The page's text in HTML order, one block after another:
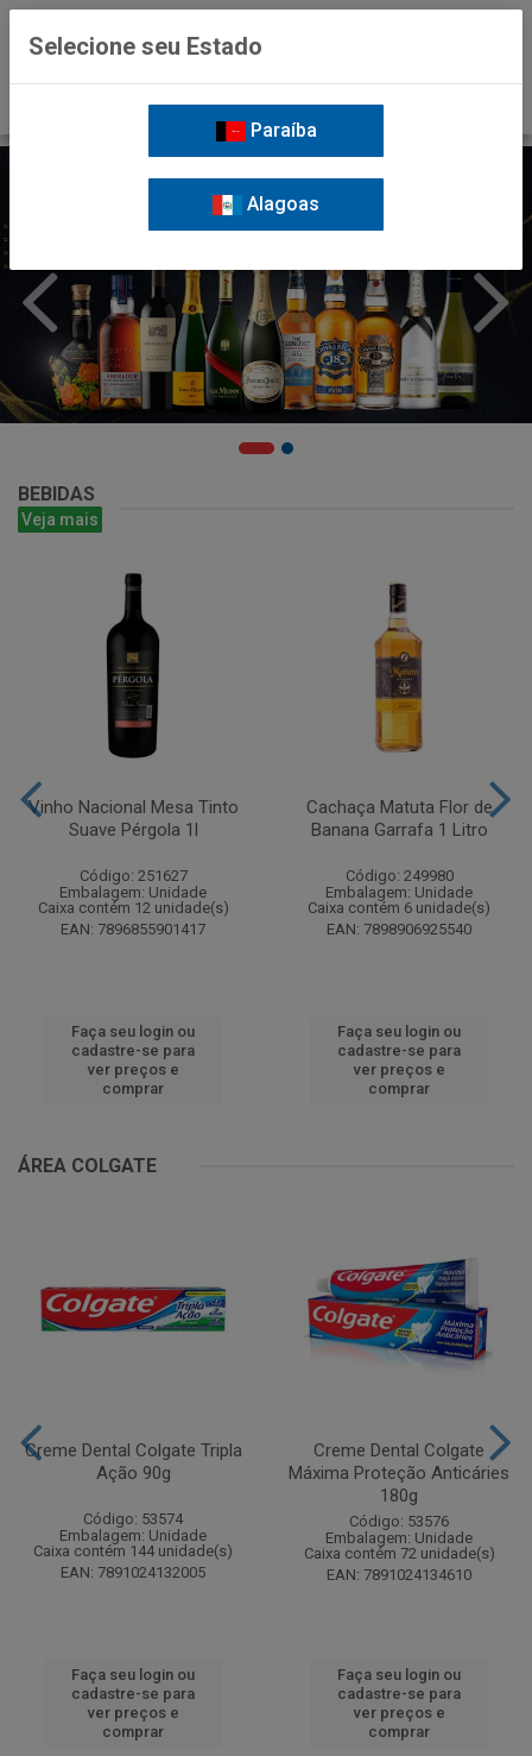
BEBIDAS
Veja mais
Vinho Nacional Mesa Tinto
Suave Pérgola 1l
Código: 251627
Embalagem: Unidade
Caixa contém 12 unidade(s)
EAN: 7896855901417
Faça seu login ou
cadastre-se para
ver preços e
comprar
Cachaça Matuta Flor de
Banana Garrafa 1 Litro
Código: 249980
Embalagem: Unidade
Caixa contém 6 unidade(s)
EAN: 7898906925540
Faça seu login ou
cadastre-se para
ver preços e
comprar
ÁREA COLGATE
Creme Dental Colgate Tripla
Ação 90g
Código: 53574
Embalagem: Unidade
Caixa contém 144 unidade(s)
EAN: 7891024132005
Faça seu login ou
cadastre-se para
ver preços e
comprar
Creme Dental Colgate
Máxima Proteção Anticáries
180g
Código: 53576
Embalagem: Unidade
Caixa contém 72 unidade(s)
EAN: 7891024134610
Faça seu login ou
cadastre-se para
ver preços e
comprar
Selecione seu Estado
Paraíba
Alagoas